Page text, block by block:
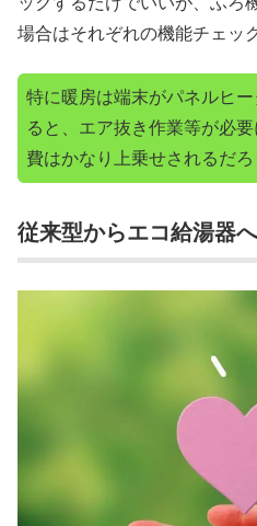
場合はそれぞれの機能チェッ
特に暖房は端末がパネルヒ
ると、エア抜き作業等が必
費はかなり上乗せされるだろ
従来型からエコ給湯器